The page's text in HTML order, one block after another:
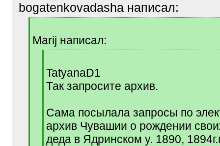
bogatenkovadasha написал:
Marij написал:
TatyanaD1
Так запросите архив.
Сама посылала запросы по
архив Чувашии о рождении
деда в Ядринском у. 1890,